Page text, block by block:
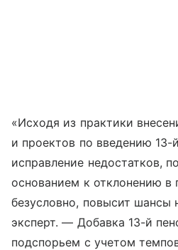
«Исходя из практики
и проектов по введению 13-
исправление недостатков,
основанием к отклонению в
безусловно, повысит шансы
эксперт. — Добавка 13-й
подспорьем с учетом